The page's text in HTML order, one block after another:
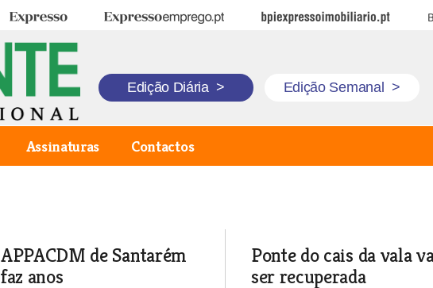
Expresso Expresso Emprego BPI Expresso Imobiliário
Edição Diária > Edição Semanal >
Assinaturas Contactos
APPACDM de Santarém
faz anos
Ponte do cais da vala
ser recuperada